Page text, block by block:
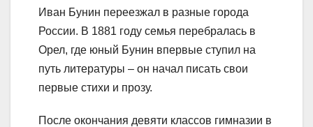
Иван Бунин переезжал в разные города
России. В 1881 году семья перебралась в
Орел, где юный Бунин впервые ступил на
путь литературы – он начал писать свои
первые стихи и прозу.
После окончания девяти классов гимназии в